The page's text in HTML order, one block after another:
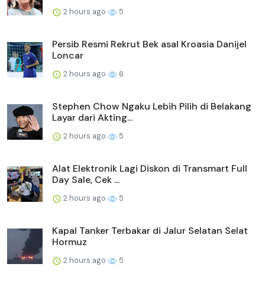
2 hours ago 5
Persib Resmi Rekrut Bek asal Kroasia Danijel
Loncar
2 hours ago 6
Stephen Chow Ngaku Lebih Pilih di Belakang
Layar dari Akting...
2 hours ago 5
Alat Elektronik Lagi Diskon di Transmart Full
Day Sale, Cek ...
2 hours ago 5
Kapal Tanker Terbakar di Jalur Selatan Selat
Hormuz
2 hours ago 5